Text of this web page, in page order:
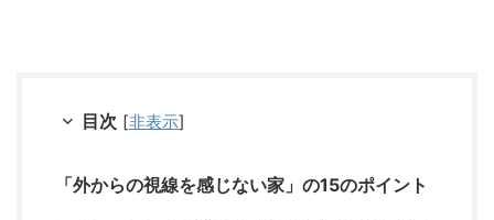
目次 [非表示]
「外からの視線を感じない家」の15のポイント